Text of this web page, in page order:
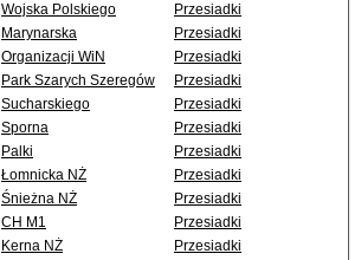
Wojska Polskiego
Przesiadki
Marynarska
Przesiadki
Organizacji WiN
Przesiadki
Park Szarych Szeregów
Przesiadki
Sucharskiego
Przesiadki
Sporna
Przesiadki
Palki
Przesiadki
Łomnicka NŻ
Przesiadki
Śnieżna NŻ
Przesiadki
CH M1
Przesiadki
Kerna NŻ
Przesiadki